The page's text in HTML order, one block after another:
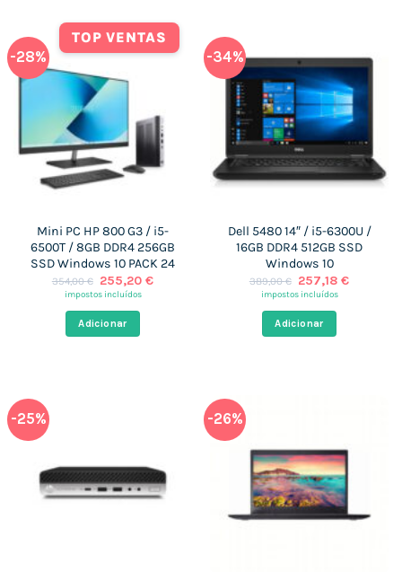
-28%
TOP VENTAS
Mini PC HP 800 G3 / i5-
6500T / 8GB DDR4 256GB
SSD Windows 10 PACK 24
354,00€ O
preço
era:
354,00 €.
255,20€O
impostos incluídos
Adicionar
-34%
Dell 5480 14″ / i5-6300U /
16GB DDR4 512GB SSD
Windows 10
389,00€ O
preço
era:
389,00 €.
257,18€O
impostos incluídos
Adicionar
-25% -26%